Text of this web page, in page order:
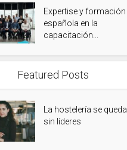
Expertise y formación
española en la
capacitación...
Featured Posts
La hostelería se queda
sin líderes